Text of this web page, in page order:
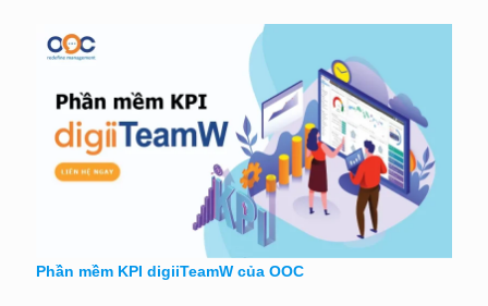
Phần mềm KPI digiiTeamW của OOC